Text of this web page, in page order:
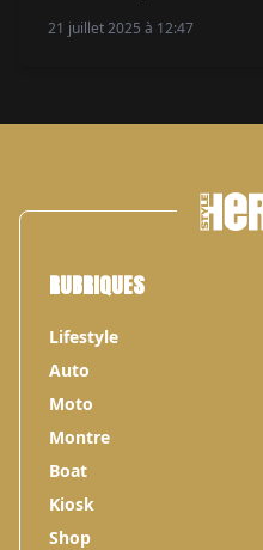
lui. Depuis 25 ans, sa
21 juillet 2025 à 12:47
RUBRIQUES
Lifestyle
Auto
Moto
Montre
Boat
Kiosk
Shop